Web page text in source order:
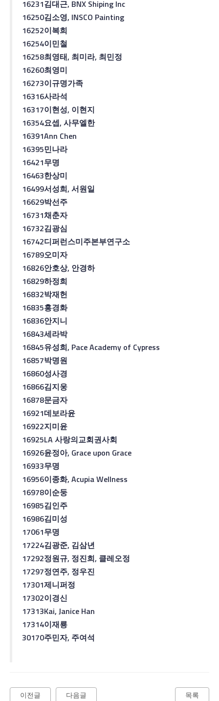
16231김대근, BNX Shiping Inc
16250김소영, INSCO Painting
16252이복희
16254이민철
16258최영태, 최미라, 최민정
16260최영미
16273이규명가족
16316사라석
16317이현성, 이현지
16354요셉, 사무엘한
16391Ann Chen
16395민나라
16421무명
16463한상미
16499서성희, 서원일
16629박선주
16731채춘자
16732김광심
16742디퍼런스미주본부연구소
16789오미자
16826안호상, 안경하
16829하정희
16832박재헌
16835홍경화
16836안지니
16843세라박
16845유성희, Pace Academy of Cypress
16857박명원
16860성사경
16866김지웅
16878문금자
16921데보라윤
16922지미윤
16925LA사랑의교회권사회
16926윤정아, Grace upon Grace
16933무명
16956이종화, Acupia Wellness
16978이순둥
16985김인주
16986김미성
17061무명
17224김광준, 김삼년
17292정원규, 정진희, 클레오정
17297정연주, 정우진
17301제니퍼정
17302이경신
17313Kai, Janice Han
17314이재룡
30170주민자, 주여석
다음글
이전글 목록